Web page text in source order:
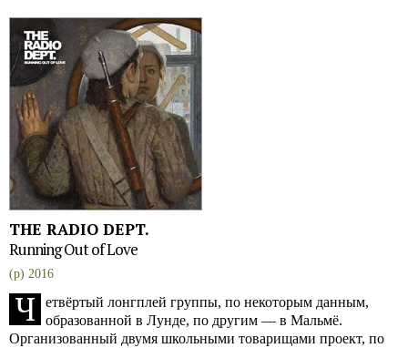
THE RADIO DEPT.
Running Out of Love
(p) 2016
Ч
етвёртый лонгплей группы, по некоторым данным,
образованной в Лунде, по другим — в Мальмё.
Организованный двумя школьными товарищами проект, по